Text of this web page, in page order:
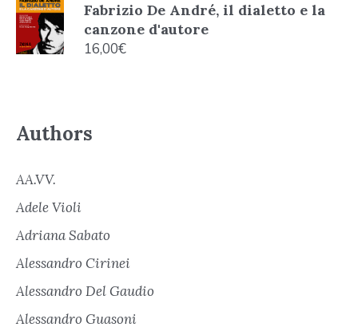
Fabrizio De André, il dialetto e la
canzone d'autore
16,00€
Authors
AA.VV.
Adele Violi
Adriana Sabato
Alessandro Cirinei
Alessandro Del Gaudio
Alessandro Guasoni